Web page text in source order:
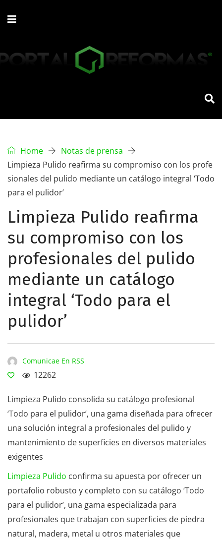
Home
Notas de prensa
Limpieza Pulido reafirma su compromiso con los profe
sionales del pulido mediante un catálogo integral ‘Todo
para el pulidor’
Limpieza Pulido reafirma
su compromiso con los
profesionales del pulido
mediante un catálogo
integral ‘Todo para el
pulidor’
Comunicae En RSS
12262
Limpieza Pulido consolida su catálogo profesional
‘Todo para el pulidor’, una gama diseñada para ofrecer
una solución integral a profesionales del pulido y
mantenimiento de superficies en diversos materiales
exigentes
Limpieza Pulido confirma su apuesta por ofrecer un
portafolio robusto y completo con su catálogo ‘Todo
para el pulidor’, una gama especializada para
profesionales que trabajan con superficies de piedra
natural, madera, metal u otros materiales que